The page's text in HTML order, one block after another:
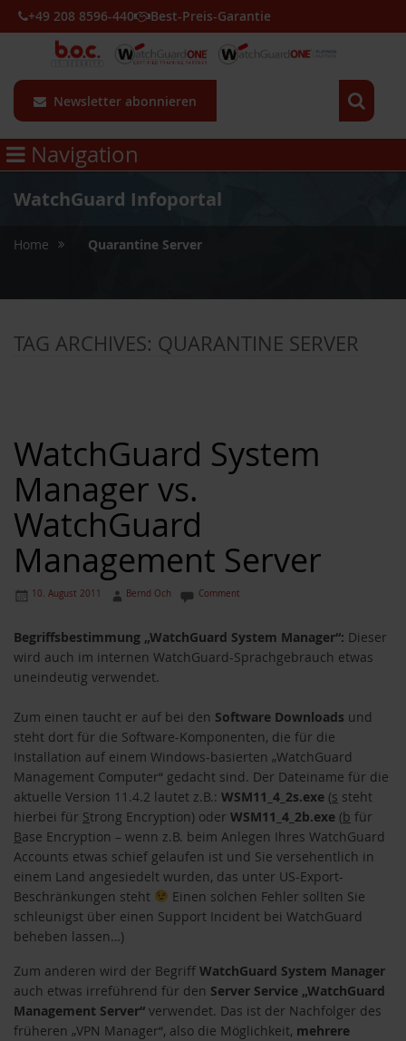
Newsletter abonnieren
+49 208 8596-440 Best-Preis-Garantie
Navigation
WatchGuard Infoportal
Home Quarantine Server
TAG ARCHIVES: QUARANTINE SERVER
WatchGuard System
Manager vs.
WatchGuard
Management Server
10. August 2011 Bernd Och Comment
Begriffsbestimmung „WatchGuard System Manager“: Dieser
wird auch im internen WatchGuard-Sprachgebrauch etwas
uneindeutig verwendet.
Zum einen taucht er auf bei den Software Downloads und
steht dort für die Software-Komponenten, die für die
Installation auf einem Windows-basierten „WatchGuard
Management Computer“ gedacht sind. Der Dateiname für die
aktuelle Version 11.4.2 lautet z.B.: WSM11_4_2s.exe (s steht
hierbei für Strong Encryption) oder WSM11_4_2b.exe (b für
Base Encryption – wenn z.B. beim Anlegen Ihres WatchGuard
Accounts etwas schief gelaufen ist und Sie versehentlich in
einem Land angesiedelt wurden, das unter US-Export-
Beschränkungen steht
Einen solchen Fehler sollten Sie
schleunigst über einen Support Incident bei WatchGuard
beheben lassen…)
Zum anderen wird der Begriff WatchGuard System Manager
auch etwas irreführend für den Server Service „WatchGuard
Management Server“ verwendet. Das ist der Nachfolger des
früheren „VPN Manager“, also die Möglichkeit, mehrere